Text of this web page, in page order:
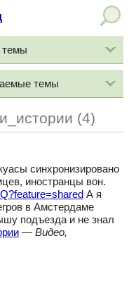
темы
темы
(4)
синхронизировано
иностранцы вон.
А я
в Амстердаме
подъезда и не знал
— Видео,